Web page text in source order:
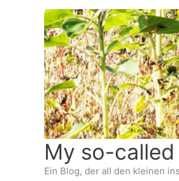
My so-
Ein Blog, der all den kleinen